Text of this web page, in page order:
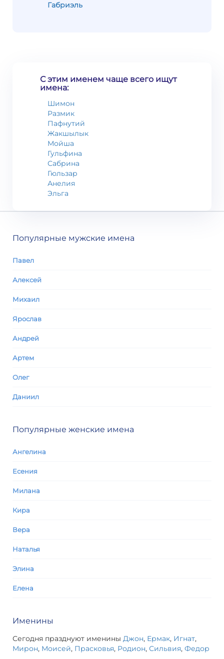
Габриэль
С этим именем чаще всего ищут
имена:
Шимон
Размик
Пафнутий
Жакшылык
Мойша
Гульфина
Сабрина
Гюльзар
Анелия
Эльга
Популярные мужские имена
Павел
Алексей
Михаил
Ярослав
Андрей
Артем
Олег
Даниил
Популярные женские имена
Ангелина
Есения
Милана
Кира
Вера
Наталья
Элина
Елена
Именины
Сегодня празднуют именины Джон, Ермак, Игнат,
Мирон, Моисей, Прасковья, Родион, Сильвия, Федор